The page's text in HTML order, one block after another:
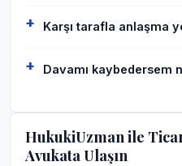
Karşı tarafla anlaşma
Davamı kaybedersem
HukukiUzman ile
Avukata Ulaşın